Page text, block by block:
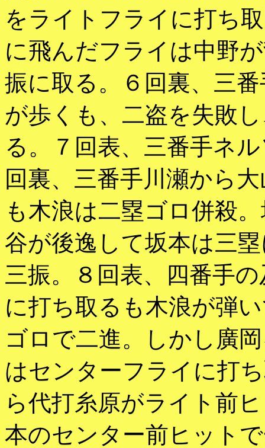
をライトフライに打ち
に飛んだフライは中野
振に取る。６回裏、三
が歩くも、二盗を失敗
る。７回表、三番手ネ
回裏、三番手川瀬から
も木浪は二塁ゴロ併殺
谷が後逸して坂本は三
三振。８回表、四番手
に打ち取るも木浪が弾
ゴロで二進。しかし廣
はセンターフライに打
ら代打糸原がライト前
本のセンター前ヒット